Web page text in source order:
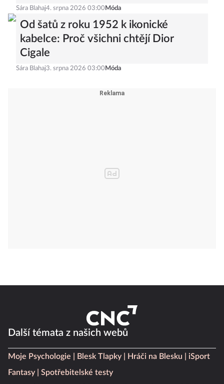
Sára Blahaj4. srpna 2026 03:00 Móda
Od šatů z roku 1952 k ikonické
kabelce: Proč všichni chtějí Dior
Cigale
Sára Blahaj3. srpna 2026 03:00 Móda
Další témata z našich webů
Moje Psychologie Blesk Tlapky Hráči na Blesku
iSport
Fantasy
Spotřebitelské testy